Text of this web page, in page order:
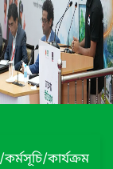
কর্মসূচি/কার্যক্রম